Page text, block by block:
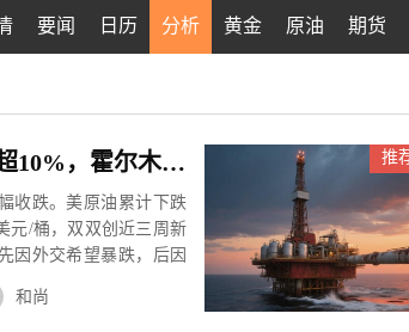
要闻 日历 分析 黄金 原油 期货
推
中东局势“过山车”！原油一周暴跌超10%，霍尔木兹海峡谈判成最大变数
收跌。美原油累计下跌
元/桶，双双创近三周新
因外交希望暴跌，后因
和尚